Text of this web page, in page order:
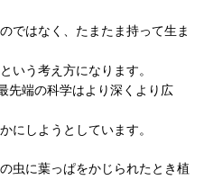
ではなく、たまたま持って生ま
いう考え方になります。
先端の科学はより深くより広
にしようとしています。
虫に葉っぱをかじられたとき植